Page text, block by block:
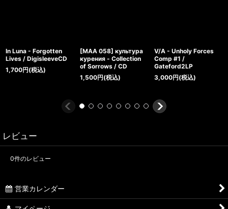
In Luna - Forgotten
Lives / DigisleeveCD
1,700円(税込)
[MAA 058] культура
курения - Collection
of Sorrows / CD
1,500円(税込)
V/A - Unholy Forces
Comp #1 /
Gateford2LP
3,000円(税込)
レビュー
0件のレビュー
営業カレンダー